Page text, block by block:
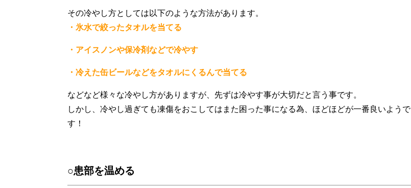
その冷やし方としては以下のような方法があります。
・氷水で絞ったタオルを当てる
・アイスノンや保冷剤などで冷やす
・冷えた缶ビールなどをタオルにくるんで当てる
などなど様々な冷やし方がありますが、先ずは冷やす事が大切だと言う事です。
しかし、冷やし過ぎても凍傷をおこしてはまた困った事になる為、ほどほどが一番良いようで
す！
○患部を温める